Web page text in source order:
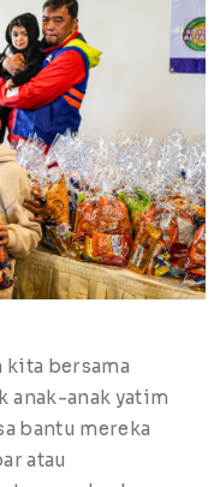
bersama
anak-anak yatim
bantu mereka
atau